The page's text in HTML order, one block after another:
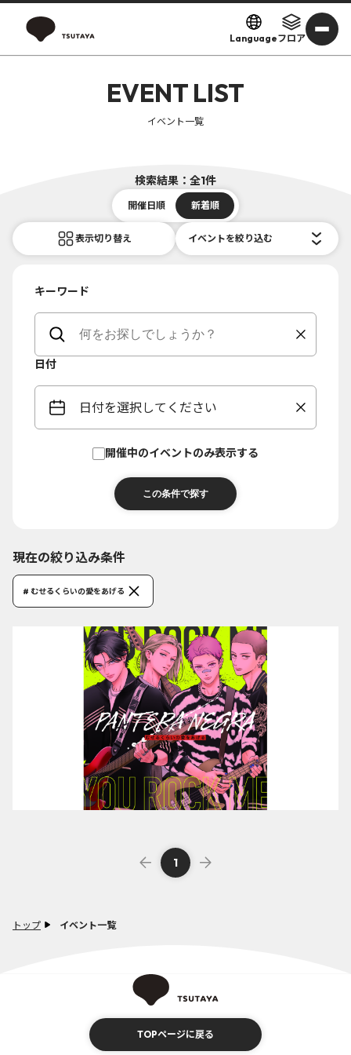
Languageフロア
トップ イベント一覧
EVENT LIST
イベント一覧
検索結果：全1件
開催日順 新着順
表示切り替え イベントを絞り込む
キーワード
日付
日付を選択してください
開催中のイベントのみ表示する
現在の絞り込み条件
# むせるくらいの愛をあげる
1
TOPページに戻る